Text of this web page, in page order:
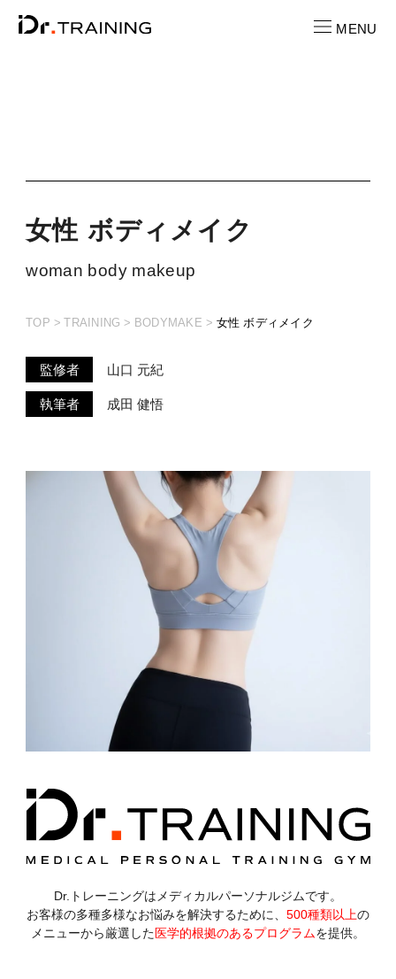
女性 ボディメイク
woman body makeup
TOP TRAINING BODYMAKE 女性 ボディメイク
監修者 山口 元紀
執筆者 成田 健悟
Dr.トレーニングはメディカルパーソナルジムです。
お客様の多種多様なお悩みを解決するために、 500種類以上の
メニューから厳選した 医学的根拠のあるプログラムを提供。
CAST
METHOD
メソッド
REVIEW
お客様の声
MEDIA
FAQ
よくあるご質問
MENU